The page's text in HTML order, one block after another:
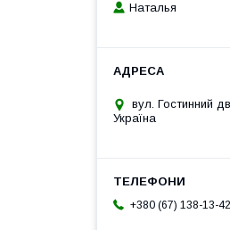
Наталья
вул. Гостинний
Україна
+380 (67) 138-13-42